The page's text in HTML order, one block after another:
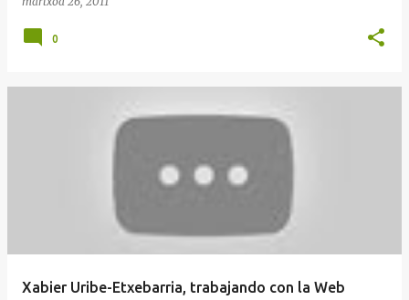
0
Xabier Uribe-Etxebarria, trabajando con la Web